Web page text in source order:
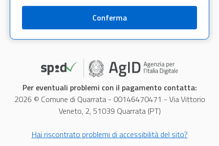
Conferma
Per eventuali problemi con il pagamento contatta:
2026 © Comune di Quarrata - 00146470471 - Via Vittorio
Veneto, 2, 51039 Quarrata (PT)
Hai riscontrato problemi di accessibilità del sito?